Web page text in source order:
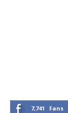
7,741 Fans